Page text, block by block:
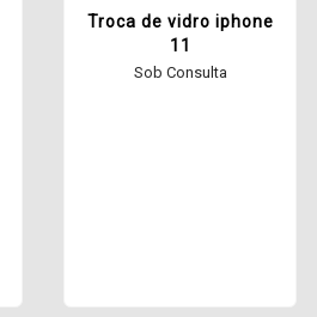
Troca de vidro iphone
11
Sob Consulta